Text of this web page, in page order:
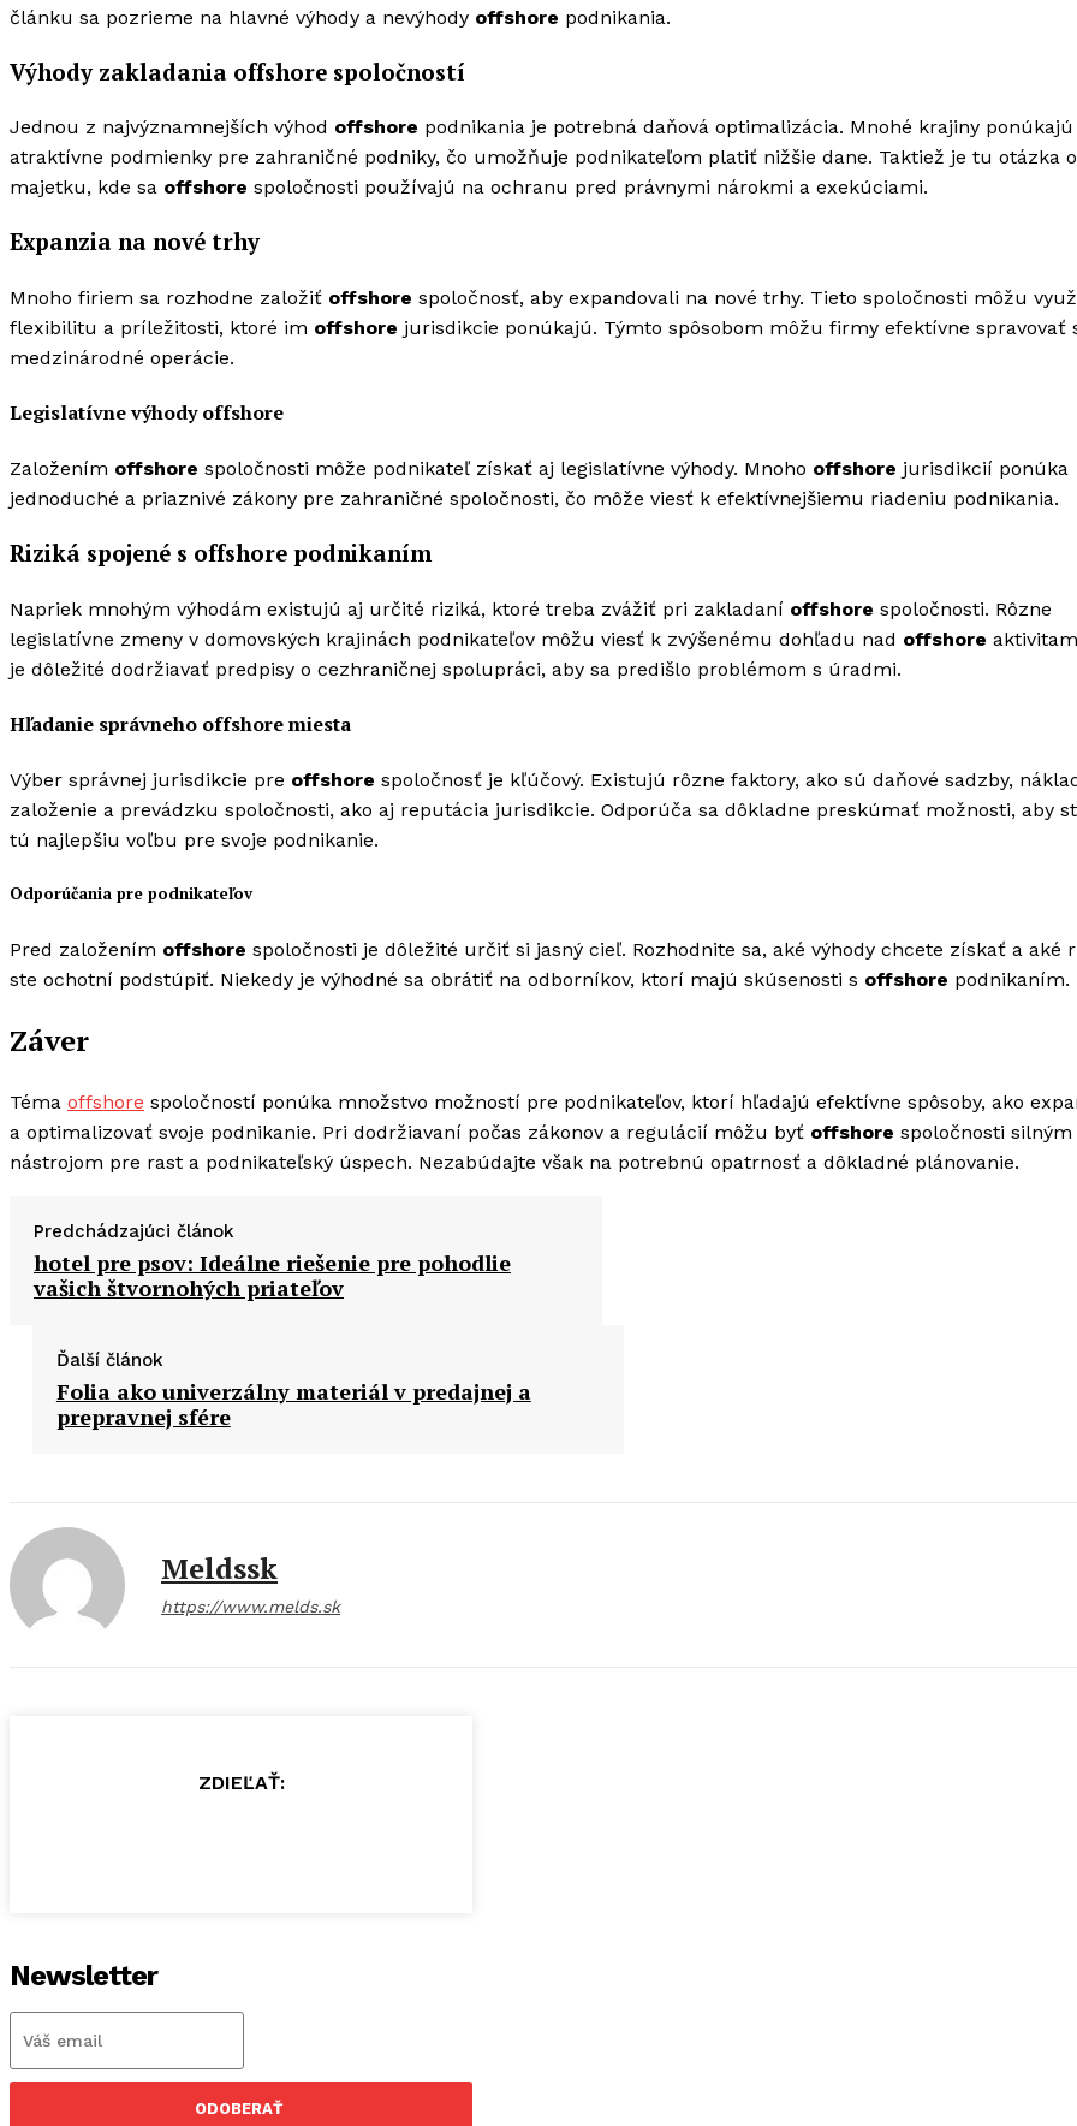
článku sa pozrieme na hlavné výhody a nevýhody offshore podnikania.
Výhody zakladania offshore spoločností
Jednou z najvýznamnejších výhod offshore podnikania je potrebná daňová optimalizácia. Mnohé krajiny ponúkajú
atraktívne podmienky pre zahraničné podniky, čo umožňuje podnikateľom platiť nižšie dane. Taktiež je tu otázka
majetku, kde sa offshore spoločnosti používajú na ochranu pred právnymi nárokmi a exekúciami.
Expanzia na nové trhy
Mnoho firiem sa rozhodne založiť offshore spoločnosť, aby expandovali na nové trhy. Tieto spoločnosti môžu
flexibilitu a príležitosti, ktoré im offshore jurisdikcie ponúkajú. Týmto spôsobom môžu firmy efektívne spravovať
medzinárodné operácie.
Legislatívne výhody offshore
Založením offshore spoločnosti môže podnikateľ získať aj legislatívne výhody. Mnoho offshore jurisdikcií ponúka
jednoduché a priaznivé zákony pre zahraničné spoločnosti, čo môže viesť k efektívnejšiemu riadeniu podnikania.
Riziká spojené s offshore podnikaním
Napriek mnohým výhodám existujú aj určité riziká, ktoré treba zvážiť pri zakladaní offshore spoločnosti. Rôzne
legislatívne zmeny v domovských krajinách podnikateľov môžu viesť k zvýšenému dohľadu nad offshore
je dôležité dodržiavať predpisy o cezhraničnej spolupráci, aby sa predišlo problémom s úradmi.
Hľadanie správneho offshore miesta
Výber správnej jurisdikcie pre offshore spoločnosť je kľúčový. Existujú rôzne faktory, ako sú daňové sadzby,
založenie a prevádzku spoločnosti, ako aj reputácia jurisdikcie. Odporúča sa dôkladne preskúmať možnosti, aby
tú najlepšiu voľbu pre svoje podnikanie.
Odporúčania pre podnikateľov
Pred založením offshore spoločnosti je dôležité určiť si jasný cieľ. Rozhodnite sa, aké výhody chcete získať a aké
ste ochotní podstúpiť. Niekedy je výhodné sa obrátiť na odborníkov, ktorí majú skúsenosti s offshore podnikaním.
Záver
Téma offshore spoločností ponúka množstvo možností pre podnikateľov, ktorí hľadajú efektívne spôsoby, ako
a optimalizovať svoje podnikanie. Pri dodržiavaní počas zákonov a regulácií môžu byť offshore spoločnosti silným
nástrojom pre rast a podnikateľský úspech. Nezabúdajte však na potrebnú opatrnosť a dôkladné plánovanie.
Predchádzajúci článok
hotel pre psov: Ideálne riešenie pre pohodlie
vašich štvornohých priateľov
Ďalší článok
Folia ako univerzálny materiál v predajnej a
prepravnej sfére
Meldssk
https://www.melds.sk
ZDIEĽAŤ:
Newsletter
ODOBERAŤ